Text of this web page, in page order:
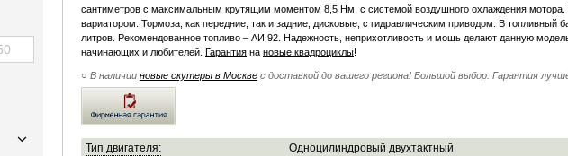
сантиметров с максимальным крутящим моментом 8,5 Нм, с системой воздушного охлаждения
вариатором. Тормоза, как передние, так и задние, дисковые, с гидравлическим приводом. В топливный
литров. Рекомендованное топливо – АИ 92. Надежность, неприхотливость и мощь делают данную
начинающих и любителей. Гарантия на новые квадроциклы!
○ В наличии новые скутеры в Москве с доставкой до вашего региона! Большой выбор. Гарантия
Тип двигателя:
Одноцилиндровый двухтактный